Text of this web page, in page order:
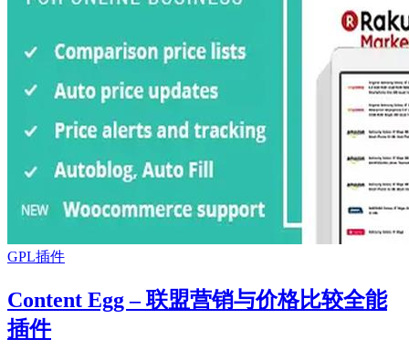
GPL插件
Content Egg – 联盟营销与价格比较全能
插件